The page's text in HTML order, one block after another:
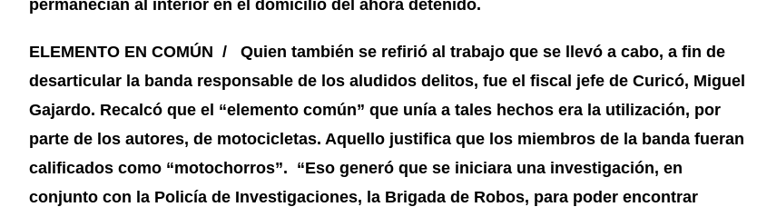
permanecían al interior en el domicilio del ahora detenido.
ELEMENTO EN COMÚN / Quien también se refirió al trabajo que se llevó a cabo, a fin de
desarticular la banda responsable de los aludidos delitos, fue el fiscal jefe de Curicó, Miguel
Gajardo. Recalcó que el “elemento común” que unía a tales hechos era la utilización, por
parte de los autores, de motocicletas. Aquello justifica que los miembros de la banda fueran
calificados como “motochorros”. “Eso generó que se iniciara una investigación, en
conjunto con la Policía de Investigaciones, la Brigada de Robos, para poder encontrar